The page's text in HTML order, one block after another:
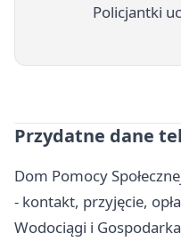
Policjantki
Przydatne dane
Dom Pomocy
- kontakt, przyjęcie,
Wodociągi i